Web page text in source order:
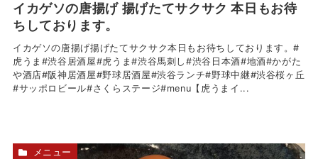
イカゲソの唐揚げ 揚げたてサクサク 本日もお待
ちしております。
イカゲソの唐揚げ揚げたてサクサク本日もお待ちしております。#
虎うま#渋谷居酒屋#虎うま#渋谷馬刺し#渋谷日本酒#地酒#かがた
や酒店#阪神居酒屋#野球居酒屋#渋谷ランチ#野球中継#渋谷桜ヶ丘
#サッポロビール#さくらステージ#menu【虎うまイ...
メニュー